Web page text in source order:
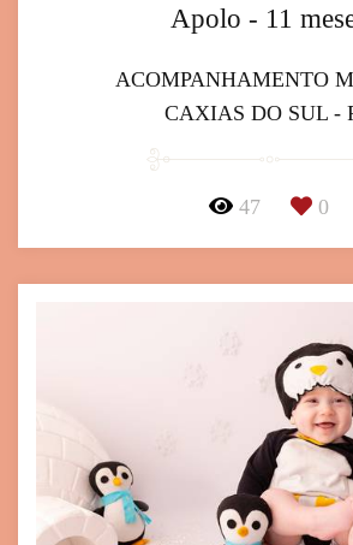
Apolo - 11
ACOMPANHAMENTO
CAXIAS DO SUL -
47 0